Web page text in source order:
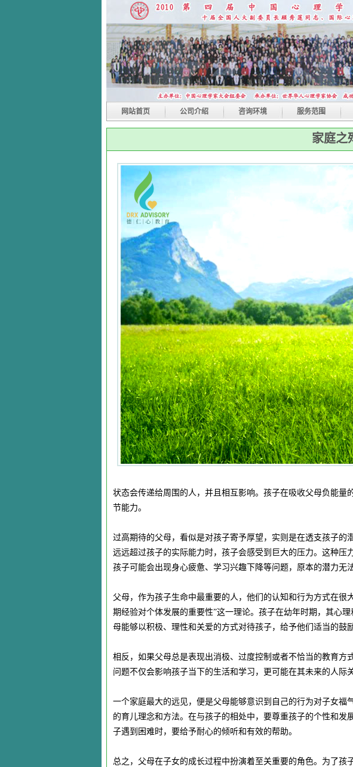
网站首页 公司介绍 咨询环境 服务范围
家庭之
状态会传递给周围的人，并且相互影响。孩子在吸收父母负能
节能力。
过高期待的父母，看似是对孩子寄予厚望，实则是在透支孩子
远远超过孩子的实际能力时，孩子会感受到巨大的压力。这种压
孩子可能会出现身心疲惫、学习兴趣下降等问题，原本的潜力无
父母，作为孩子生命中最重要的人，他们的认知和行为方式在
期经验对个体发展的重要性”这一理论。孩子在幼年时期，其心
母能够以积极、理性和关爱的方式对待孩子，给予他们适当的鼓
相反，如果父母总是表现出消极、过度控制或者不恰当的教育
问题不仅会影响孩子当下的生活和学习，更可能在其未来的人际
一个家庭最大的远见，便是父母能够意识到自己的行为对子女
的育儿理念和方法。在与孩子的相处中，要尊重孩子的个性和
子遇到困难时，要给予耐心的倾听和有效的帮助。
总之，父母在子女的成长过程中扮演着至关重要的角色。为了